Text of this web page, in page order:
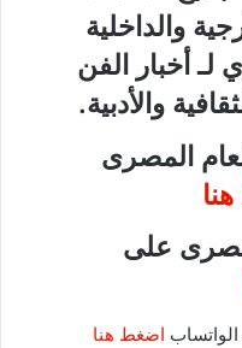
والداخلية
لـ أخبار الفن
والأدبية.
المصرى
على
اضغط هنا